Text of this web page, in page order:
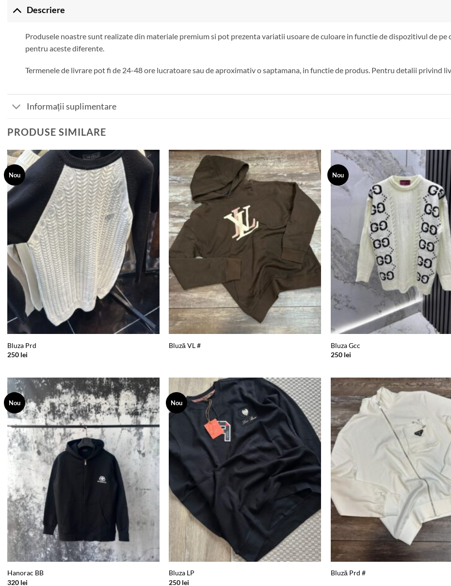
Descriere
Produsele noastre sunt realizate din materiale premium si pot prezenta variatii usoare de culoare in functie de dispozitivul de pe
pentru aceste diferente.
Termenele de livrare pot fi de 24-48 ore lucratoare sau de aproximativ o saptamana, in functie de produs. Pentru detalii privind
Informații suplimentare
PRODUSE SIMILARE
Nou
Bluza Prd
250 lei
Add to
wishlist
Bluză VL #
Nou
Bluza Gcc
250 lei
Nou
Add to
wishlist
Hanorac BB
320 lei
Nou
Add to
wishlist
Bluza LP
250 lei
Bluză Prd #